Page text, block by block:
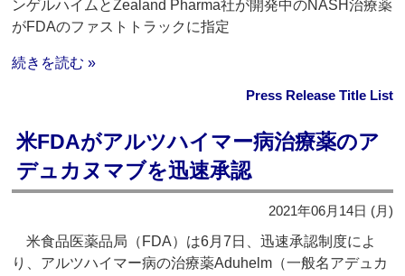
ンゲルハイムとZealand Pharma社が開発中のNASH治療薬
がFDAのファストトラックに指定
続きを読む »
Press Release Title List
米FDAがアルツハイマー病治療薬のア
デュカヌマブを迅速承認
2021年06月14日 (月)
米食品医薬品局（FDA）は6月7日、迅速承認制度によ
り、アルツハイマー病の治療薬Aduhelm（一般名アデュカ